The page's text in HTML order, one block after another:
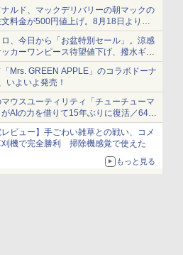
ナルド、マックデリバリーの朝マックの
料金が500円値上げ。8月18日より
から受付
、今日から「お盆特別セール」。涼感
ッカーワンピース待望値下げ、撥水ギア
は1990円に
「Mrs. GREEN APPLE」のコラボドーナ
いよいよ発売！
ウスユーティリティ「チューチューマ
がAIの力を借りて15年ぶりに復活／64bit
10/11、「Chrome」も走り回
活記念で2026年末まで500円
レビュー】手ごわい雑草との戦い、コメ
刈機で完全勝利 掃除機感覚で使えた
もっと見る